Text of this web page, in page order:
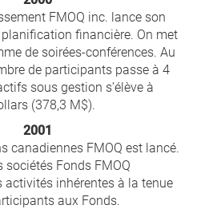
FMOQ inc. lance son
financière. On met
de soirées-conférences. Au
de participants passe à 4
sous gestion s’élève à
(378,3 M$).
2001
canadiennes FMOQ est lancé.
sociétés Fonds FMOQ
activités inhérentes à la tenue
aux Fonds.